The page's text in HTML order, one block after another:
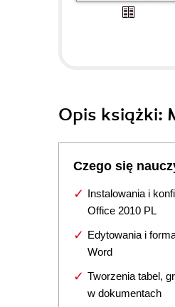
Opis książki:
Czego się
Instalowania i
Office 2010 PL
Edytowania i
Word
Tworzenia tabel,
w dokumentach